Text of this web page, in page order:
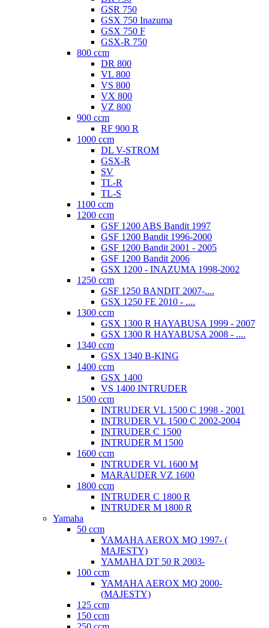
GSR 750
GSX 750 Inazuma
GSX 750 F
GSX-R 750
800 ccm
DR 800
VL 800
VS 800
VX 800
VZ 800
900 ccm
RF 900 R
1000 ccm
DL V-STROM
GSX-R
SV
TL-R
TL-S
1100 ccm
1200 ccm
GSF 1200 ABS Bandit 1997
GSF 1200 Bandit 1996-2000
GSF 1200 Bandit 2001 - 2005
GSF 1200 Bandit 2006
GSX 1200 - INAZUMA 1998-2002
1250 ccm
GSF 1250 BANDIT 2007-....
GSX 1250 FE 2010 - ....
1300 ccm
GSX 1300 R HAYABUSA 1999 - 2007
GSX 1300 R HAYABUSA 2008 - ....
1340 ccm
GSX 1340 B-KING
1400 ccm
GSX 1400
VS 1400 INTRUDER
1500 ccm
INTRUDER VL 1500 C 1998 - 2001
INTRUDER VL 1500 C 2002-2004
INTRUDER C 1500
INTRUDER M 1500
1600 ccm
INTRUDER VL 1600 M
MARAUDER VZ 1600
1800 ccm
INTRUDER C 1800 R
INTRUDER M 1800 R
Yamaha
50 ccm
YAMAHA AEROX MQ 1997- (
MAJESTY)
YAMAHA DT 50 R 2003-
100 ccm
YAMAHA AEROX MQ 2000-
(MAJESTY)
125 ccm
150 ccm